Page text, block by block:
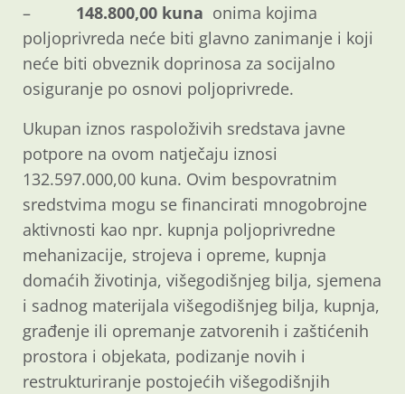
– 148.800,00 kuna onima kojima
poljoprivreda neće biti glavno zanimanje i koji
neće biti obveznik doprinosa za socijalno
osiguranje po osnovi poljoprivrede.
Ukupan iznos raspoloživih sredstava javne
potpore na ovom natječaju iznosi
132.597.000,00 kuna. Ovim bespovratnim
sredstvima mogu se financirati mnogobrojne
aktivnosti kao npr. kupnja poljoprivredne
mehanizacije, strojeva i opreme, kupnja
domaćih životinja, višegodišnjeg bilja, sjemena
i sadnog materijala višegodišnjeg bilja, kupnja,
građenje ili opremanje zatvorenih i zaštićenih
prostora i objekata, podizanje novih i
restrukturiranje postojećih višegodišnjih